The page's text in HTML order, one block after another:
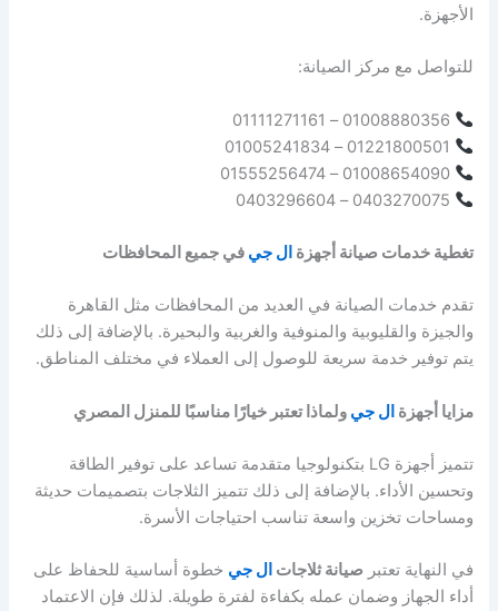
الأجهزة.
للتواصل مع مركز الصيانة:
01008654090 – 01555256474
تغطية خدمات صيانة أجهزة ال جي في جميع المحافظات
تقدم خدمات الصيانة في العديد من المحافظات مثل القاهرة
والجيزة والقليوبية والمنوفية والغربية والبحيرة. بالإضافة إلى ذلك
يتم توفير خدمة سريعة للوصول إلى العملاء في مختلف المناطق.
مزايا أجهزة ال جي ولماذا تعتبر خيارًا مناسبًا للمنزل المصري
تتميز أجهزة LG بتكنولوجيا متقدمة تساعد على توفير الطاقة
وتحسين الأداء. بالإضافة إلى ذلك تتميز الثلاجات بتصميمات حديثة
ومساحات تخزين واسعة تناسب احتياجات الأسرة.
في النهاية تعتبر صيانة ثلاجات ال جي خطوة أساسية للحفاظ على
أداء الجهاز وضمان عمله بكفاءة لفترة طويلة. لذلك فإن الاعتماد